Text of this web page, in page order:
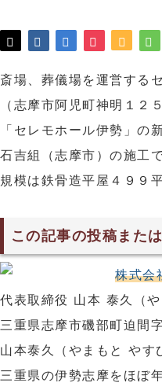
斎場、葬儀場を運営する
（志摩市阿児町神明１２
「セレモホール伊勢」の
石吉組（志摩市）の施工
規模は鉄骨造平屋４９９平
この記事の投稿また
株式会
代表取締役 山本 泰久（や
三重県志摩市磯部町迫間
山本泰久（やまもと やす
三重県の伊勢志摩をほぼ